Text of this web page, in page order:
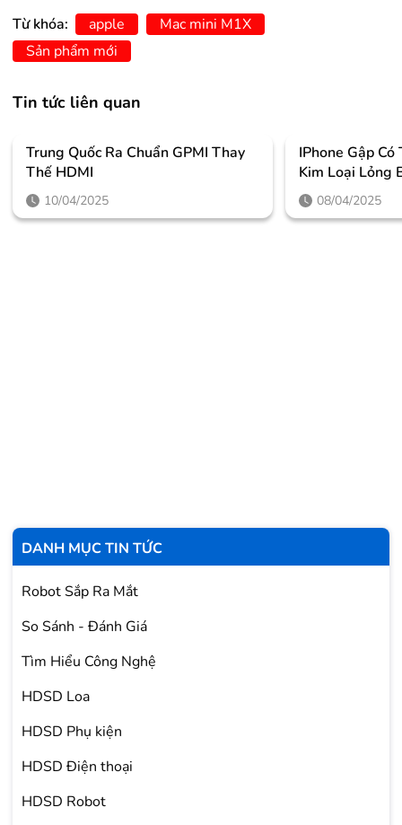
Từ khóa: apple
Mac mini M1X
Sản phẩm mới
Tin tức liên quan
Trung Quốc Ra Chuẩn GPMI Thay
Thế HDMI
10/04/2025
IPhone Gập
Kim Loại Lỏng
08/04/2025
DANH MỤC TIN TỨC
Robot Sắp Ra Mắt
So Sánh - Đánh Giá
Tìm Hiểu Công Nghệ
HDSD Loa
HDSD Phụ kiện
HDSD Điện thoại
HDSD Robot